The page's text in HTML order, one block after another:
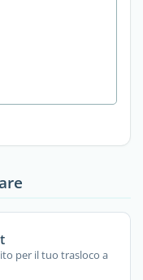
per il tuo trasloco a